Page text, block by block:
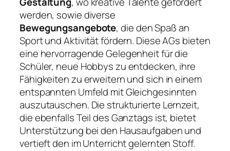
werden, sowie diverse
Bewegungsangebote, die den Spaß an
Sport und Aktivität fördern. Diese AGs bieten
eine hervorragende Gelegenheit für die
Schüler, neue Hobbys zu entdecken, ihre
Fähigkeiten zu erweitern und sich in einem
entspannten Umfeld mit Gleichgesinnten
auszutauschen. Die strukturierte Lernzeit,
die ebenfalls Teil des Ganztags ist, bietet
Unterstützung bei den Hausaufgaben und
vertieft den im Unterricht gelernten Stoff.